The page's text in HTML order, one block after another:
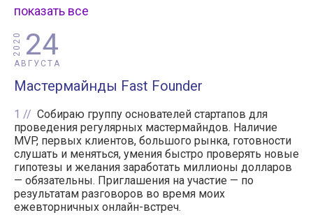
показать все
24
АВГУСТА
2020
Мастермайнды Fast Founder
1
Собираю группу основателей стартапов для
проведения регулярных мастермайндов. Наличие
MVP, первых клиентов, большого рынка, готовности
слушать и меняться, умения быстро проверять новые
гипотезы и желания заработать миллионы долларов
— обязательны. Приглашения на участие — по
результатам разговоров во время моих
ежевторничных онлайн-встреч.